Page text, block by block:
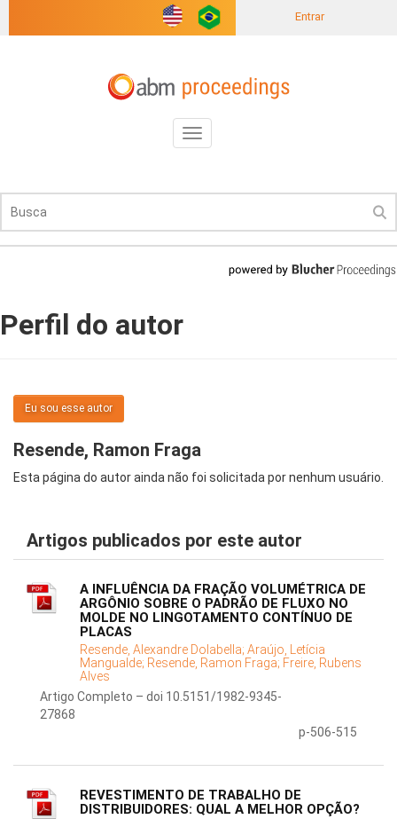
Entrar
Toggle
navigation
Perfil do autor
Eu sou esse autor
Resende, Ramon Fraga
Esta página do autor ainda não foi solicitada por nenhum usuário.
Artigos publicados por este autor
A INFLUÊNCIA DA FRAÇÃO VOLUMÉTRICA DE
ARGÔNIO SOBRE O PADRÃO DE FLUXO NO
MOLDE NO LINGOTAMENTO CONTÍNUO DE
PLACAS
Resende, Alexandre Dolabella; Araújo, Letícia
Mangualde; Resende, Ramon Fraga; Freire, Rubens
Alves
Artigo Completo – doi 10.5151/1982-9345-
27868
p-506-515
REVESTIMENTO DE TRABALHO DE
DISTRIBUIDORES: QUAL A MELHOR OPÇÃO?